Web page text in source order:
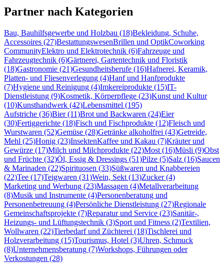
Partner nach Kategorien
Bau, Bauhilfsgewerbe und Holzbau (18)Bekleidung, Schuhe,
Accessoires (27)BestattungswesenBrillen und OptikCoworking
CommunityElektro und Elektrotechnik (6)Fahrzeuge und
Fahrzeugtechnik (6)Gärtnerei, Gartentechnik und Floristik
(18)Gastronomie (21)Gesundheitsberufe (16)Hafnerei, Keramik,
Platten- und Fliesenverlegung (4)Hanf und Hanfprodukte
(7)Hygiene und Reinigung (4)Imkereiprodukte (15)IT-
Dienstleistung (9)Kosmetik, Körperpflege (23)Kunst und Kultur
(10)Kunsthandwerk (42)Lebensmittel (195)
Aufstriche (36)Bier (11)Brot und Backwaren (24)Eier
(30)Fertiggerichte (18)Fisch und Fischprodukte (12)Fleisch und
Wurstwaren (52)Gemüse (28)Getränke alkoholfrei (43)Getreide,
Mehl (25)Honig (23)InsektenKaffee und Kakau (7)Kräuter und
Gewürze (17)Milch und Milchprodukte (22)Most (16)Müsli (9)Obst
und Früchte (32)Öl, Essig & Dressings (51)Pilze (5)Salz (16)Saucen
& Marinaden (22)Spirituosen (33)Süßwaren und Knabbereien
(22)Tee (17)Teigwaren (31)Wein, Sekt (13)Zucker (4)
Marketing und Werbung (23)Massagen (4)Metallverarbeitung
(8)Musik und Instrumente (4)Personenberatung und
Personenbetreuung (4)Persönliche Dienstleistung (27)Regionale
Gemeinschaftsprojekte (7)Reparatur und Service (23)Sanitär-,
Heizungs- und Lüftungstechnik (3)Sport und Fitness (2)Textilien,
Wollwaren (22)Tierbedarf und Züchterei (18)Tischlerei und
Holzverarbeitung (15)Tourismus, Hotel (3)Uhren, Schmuck
(8)Unternehmensberatung (7)Workshops, Führungen oder
Verkostungen (28)